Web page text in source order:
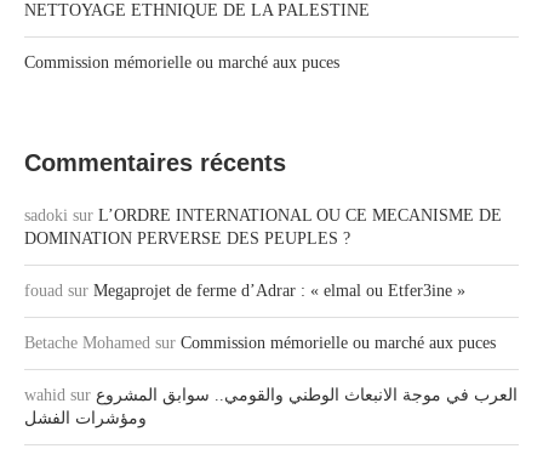
NETTOYAGE ETHNIQUE DE LA PALESTINE
Commission mémorielle ou marché aux puces
Commentaires récents
sadoki sur L’ORDRE INTERNATIONAL OU CE MECANISME DE
DOMINATION PERVERSE DES PEUPLES ?
fouad sur Megaprojet de ferme d’Adrar : « elmal ou Etfer3ine »
Betache Mohamed sur Commission mémorielle ou marché aux puces
wahid sur العرب في موجة الانبعاث الوطني والقومي.. سوابق المشروع
ومؤشرات الفشل